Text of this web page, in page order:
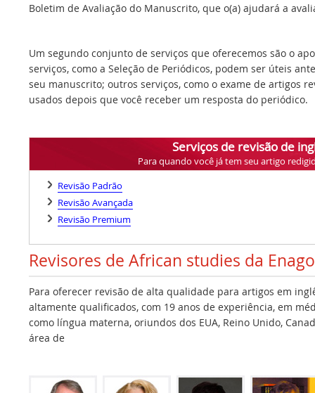
Boletim de Avaliação do Manuscrito, que o(a) ajudará a
Um segundo conjunto de serviços que oferecemos são o
serviços, como a Seleção de Periódicos, podem ser úteis
seu manuscrito; outros serviços, como o exame de artigos
usados depois que você receber um resposta do periódico.
Serviços de revisão de
Para quando você já tem seu artigo
Revisão Padrão
Revisão Avançada
Revisão Premium
Revisores de African studies da Enago
Para oferecer revisão de alta qualidade para artigos em
altamente qualificados, com 19 anos de experiência, em
como língua materna, oriundos dos EUA, Reino Unido,
área de